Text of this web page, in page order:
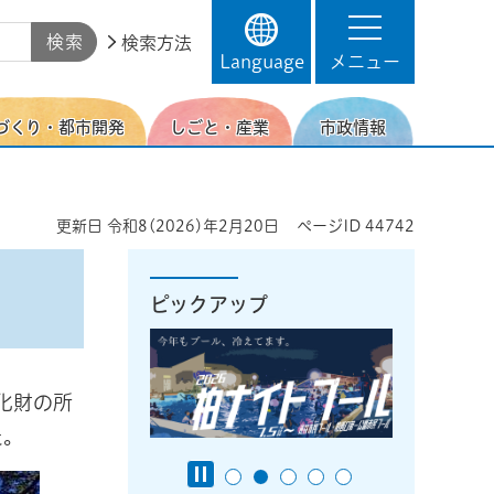
検索方法
Language
メニュー
くり・都市開発 しごと・産業 市政情報
更新日 令和8(2026)年2月20日 ページID 44742
財の所
ピックアップ